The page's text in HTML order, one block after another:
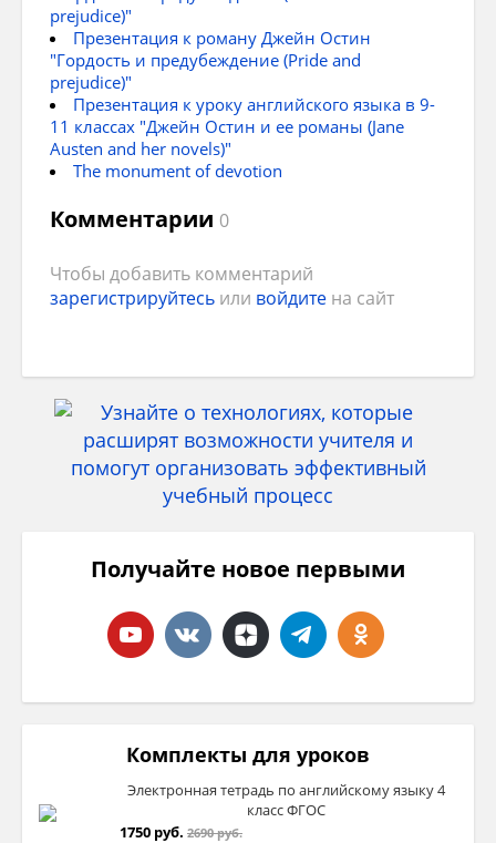
prejudice)"
Презентация к роману Джейн Остин
"Гордость и предубеждение (Pride and
prejudice)"
Презентация к уроку английского языка в 9-
11 классах "Джейн Остин и ее романы (Jane
Austen and her novels)"
The monument of devotion
Комментарии 0
Чтобы добавить комментарий
зарегистрируйтесь или войдите на сайт
Получайте новое первыми
Комплекты для уроков
Электронная тетрадь по английскому языку 4
класс ФГОС
1750 руб. 2690 руб.